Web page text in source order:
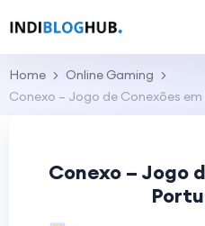
Home
Online Gaming
Conexo – Jogo de Conexões
Conexo – Jogo